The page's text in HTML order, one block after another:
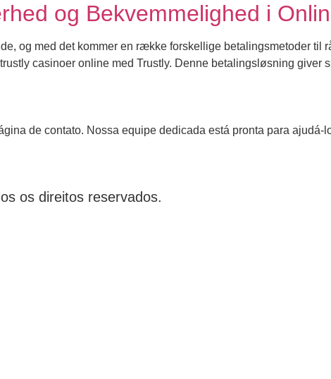
og Bekvemmelighed i
og med det kommer en række forskellige betalingsmetoder til
casinoer online med Trustly. Denne betalingsløsning giver
de contato. Nossa equipe dedicada está pronta para ajudá-
os direitos reservados.